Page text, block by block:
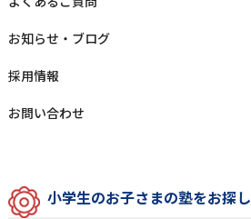
お知らせ‧ブログ
採⽤情報
お問い合わせ
⼩学⽣のお⼦さまの塾をお探